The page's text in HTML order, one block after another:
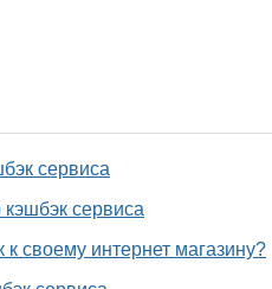
сервиса
сервиса
к своему интернет магазину?